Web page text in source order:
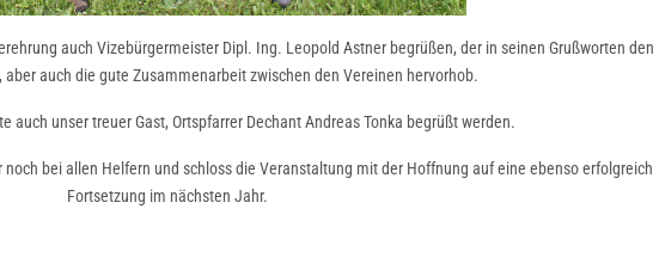
auch Vizebürgermeister Dipl. Ing. Leopold Astner begrüßen, der in seinen Grußworten den
aber auch die gute Zusammenarbeit zwischen den Vereinen hervorhob.
auch unser treuer Gast, Ortspfarrer Dechant Andreas Tonka begrüßt werden.
bei allen Helfern und schloss die Veranstaltung mit der Hoffnung auf eine ebenso
Fortsetzung im nächsten Jahr.